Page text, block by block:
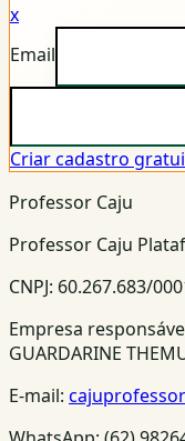
x
Email
Criar cadastro
Professor Caju
Professor Caju
CNPJ: 60.267.683/
Empresa
GUARDARINE
E-mail: